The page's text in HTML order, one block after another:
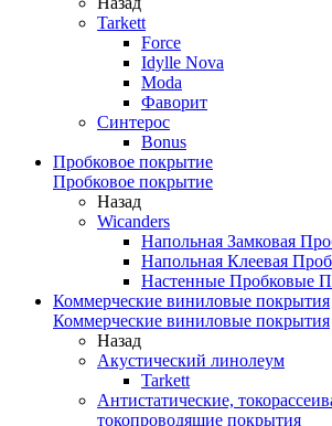
Tarkett
Force
Idylle Nova
Moda
Фаворит
Синтерос
Bonus
Пробковое покрытие
Пробковое покрытие
Назад
Wicanders
Напольная Замковая
Напольная Клеевая
Настенные Пробковые
Коммерческие виниловые покрытия
Коммерческие виниловые покрытия
Назад
Акустический линолеум
Tarkett
Антистатические,
токопроводящие покрытия